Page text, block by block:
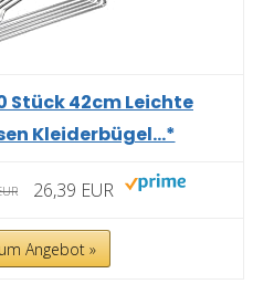
Stück 42cm Leichte
Kleiderbügel...*
26,39 EUR
Angebot »